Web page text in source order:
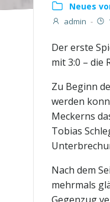
Neues
admin -
Der erste
mit 3:0 – die
Zu Beginn
werden
Meckerns
Tobias
Nach dem
mehrmals